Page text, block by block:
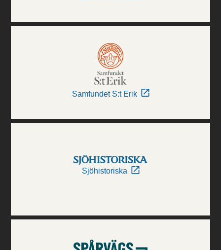
Samfundet S:t Erik
Sjöhistoriska